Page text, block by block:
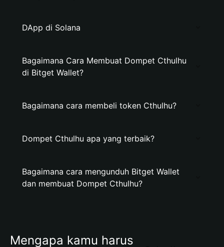
DApp di Solana
Bagaimana Cara Membuat Dompet Cthulhu
di Bitget Wallet?
Bagaimana cara membeli token Cthulhu?
Dompet Cthulhu apa yang terbaik?
Bagaimana cara mengunduh Bitget Wallet
dan membuat Dompet Cthulhu?
Mengapa kamu harus